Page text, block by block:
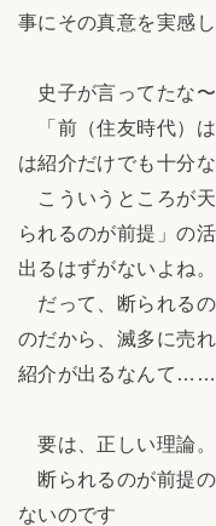
事にその真意を実感
史子が言ってたな〜
「前（住友時代）
は紹介だけでも十分
こういうところが
られるのが前提」の
出るはずがないよね。
だって、断られる
のだから、滅多に売
紹介が出るなんて……
要は、正しい理論。
断られるのが前提
ないのです